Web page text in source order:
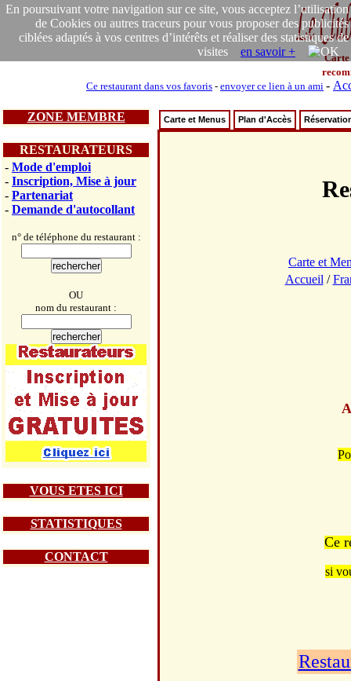
En poursuivant votre navigation sur ce site, vous acceptez l’utilisation
de Cookies ou autres traceurs pour vous proposer des publicités
ciblées adaptés à vos centres d’intérêts et réaliser des statistiques de
visites en savoir +
Carte
Ce restaurant dans vos favoris - envoyer ce lien à un ami -
ZONE MEMBRE
RESTAURATEURS
- Mode d'emploi
- Inscription, Mise à jour
- Partenariat
- Demande d'autocollant
n° de téléphone du restaurant :
OU
nom du restaurant :
VOUS ETES ICI
STATISTIQUES
CONTACT
Carte et Menus Plan d'Accès
Carte et
Accueil /
Ce
si